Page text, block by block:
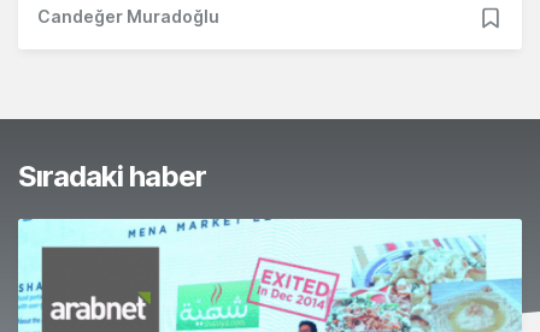
Candeğer Muradoğlu
Sıradaki haber